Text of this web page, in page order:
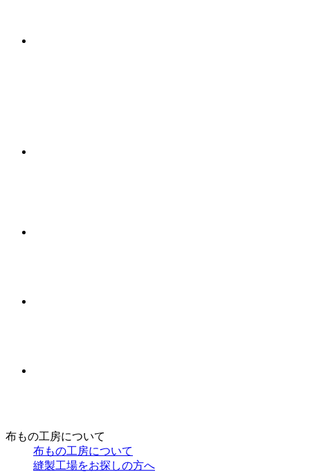
布もの工房について
布もの工房について
縫製工場をお探しの方へ